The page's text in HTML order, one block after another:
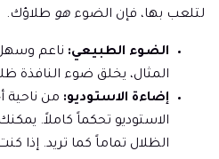
لتلعب بها، فإن الضوء هو طلاؤك.
الضوء الطبيعي: ناعم
المثال، يخلق ضوء النافذة
إضاءة الاستوديو: من ناحية
الاستوديو تحكماً كاملاً.
الظلال تماماً كما تريد. إذا